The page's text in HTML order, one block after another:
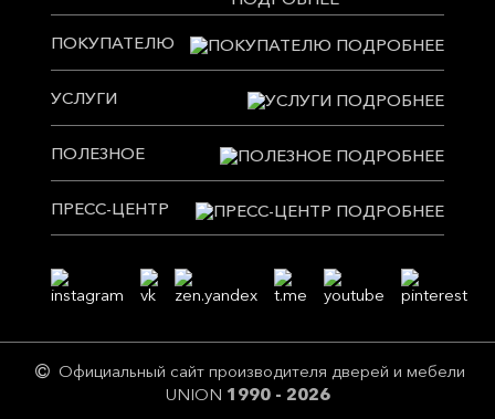
ПОКУПАТЕЛЮ
УСЛУГИ
ПОЛЕЗНОЕ
ПРЕСС-ЦЕНТР
Официальный сайт производителя дверей и мебели
UNION 1990 - 2026